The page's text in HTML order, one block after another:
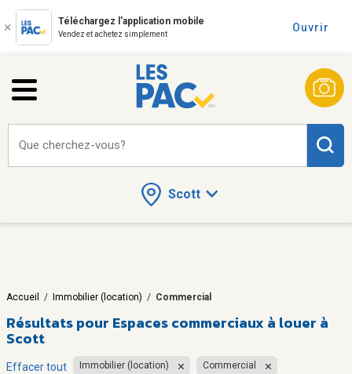
Téléchargez l'application mobile
Vendez et achetez simplement
Ouvrir
Scott
Que cherchez-vous?
Accueil / Immobilier (location) / Commercial
Résultats pour Espaces commerciaux à louer à
Scott
Effacer tout Immobilier (location) Commercial